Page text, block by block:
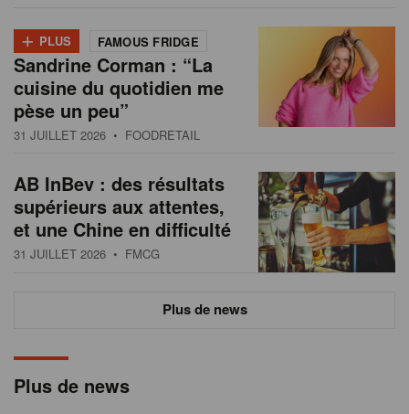
Plus de news
+ PLUS FAMOUS FRIDGE
Sandrine Corman : “La
cuisine du quotidien me
pèse un peu”
31 JUILLET 2026 • FOODRETAIL
AB InBev : des résultats
supérieurs aux attentes,
et une Chine en difficulté
31 JUILLET 2026 • FMCG
Plus de news